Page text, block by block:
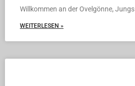
Willkommen an der Ovelgönne, Jungs
WEITERLESEN »